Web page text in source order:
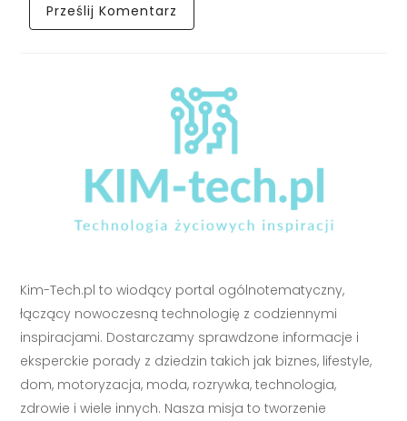
Kim-Tech.pl to wiodący portal ogólnotematyczny,
łączący nowoczesną technologię z codziennymi
inspiracjami. Dostarczamy sprawdzone informacje i
eksperckie porady z dziedzin takich jak biznes, lifestyle,
dom, motoryzacja, moda, rozrywka, technologia,
zdrowie i wiele innych. Nasza misja to tworzenie